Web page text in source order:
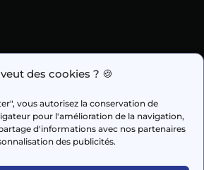
des cookies ? 🍪
vous autorisez la conservation de
pour l'amélioration de la navigation,
d'informations avec nos partenaires
des publicités.